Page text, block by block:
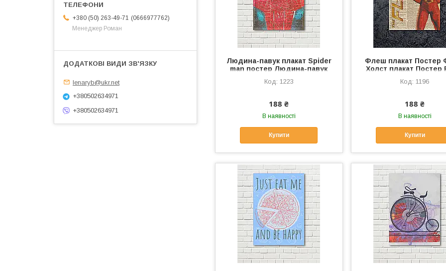
Людина-павук плакат Spider
man постер Людина-павук
із газети Герой на плакаті
1223
188 ₴
В наявності
Купити
Флеш плакат Постер
Холст плакат Постер
фон Друк героїв на
1196
188 ₴
В наявності
Купити
+380 (50) 263-49-71
0666977762
Менеджер Роман
lenaryb@ukr.net
+380502634971
+380502634971